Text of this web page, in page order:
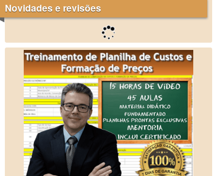
Novidades e revisões